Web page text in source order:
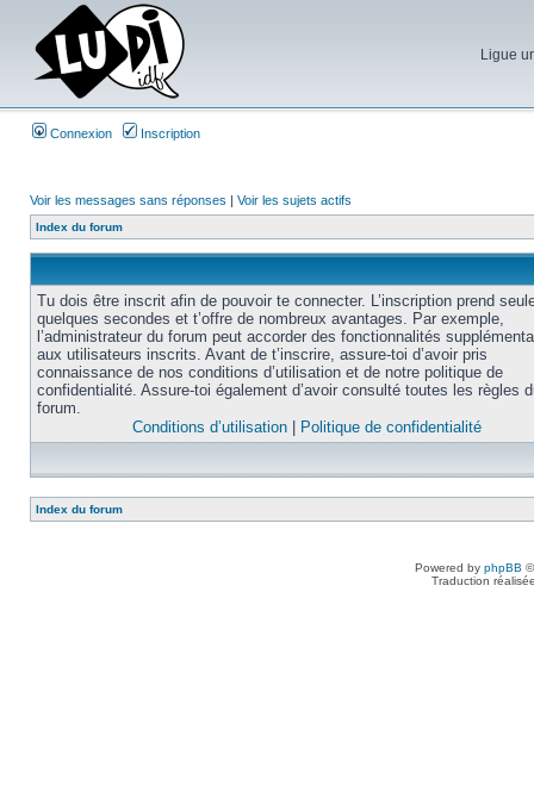
Ligue
Connexion Inscription
Voir les messages sans réponses | Voir les sujets actifs
Index du forum
Tu dois être inscrit afin de pouvoir te connecter. L’inscription prend
quelques secondes et t’offre de nombreux avantages. Par exemple,
l’administrateur du forum peut accorder des fonctionnalités
aux utilisateurs inscrits. Avant de t’inscrire, assure-toi d’avoir pris
connaissance de nos conditions d’utilisation et de notre politique de
confidentialité. Assure-toi également d’avoir consulté toutes les règles
forum.
Conditions d’utilisation
Politique de confidentialité
Index du forum
Powered by phpBB
Traduction